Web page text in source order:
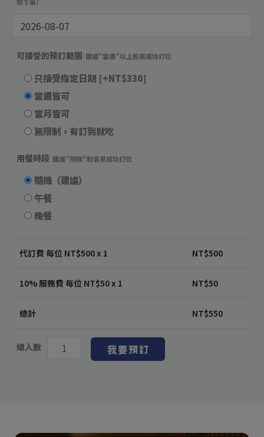
可接受的預訂範圍 建議"當週"以上較易成功訂位
只接受指定日期 [+NT$330]
當週皆可
當月皆可
無限制，有訂到就吃
用餐時段 建議"隨機"較容易成功訂位
隨機（建議）
午餐
晚餐
代訂費 每位 NT$500x 1 NT$500
10% 服務費 每位 NT$50x 1 NT$50
總計 NT$550
總人數 我要預訂